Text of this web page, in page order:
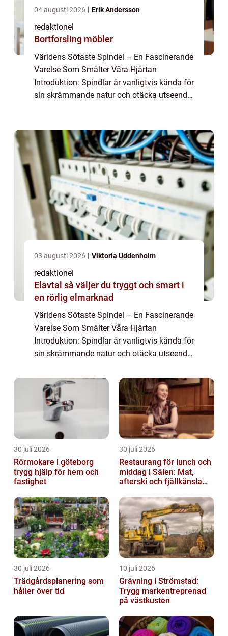
04 augusti 2026 Erik Andersson
redaktionel
Bortforsling möbler
Världens Sötaste Spindel – En Fascinerande
Varelse Som Smälter Våra Hjärtan
Introduktion: Spindlar är vanligtvis kända för
sin skrämmande natur och otäcka utseende.
03 augusti 2026 Viktoria Uddenholm
redaktionel
Elavtal så väljer du tryggt och smart i
en rörlig elmarknad
Världens Sötaste Spindel – En Fascinerande
Varelse Som Smälter Våra Hjärtan
Introduktion: Spindlar är vanligtvis kända för
sin skrämmande natur och otäcka utseende.
med sin sötma istället för att skrämm...
30 juli 2026
Rörmokare i göteborg
trygg hjälp för hem och
fastighet
30 juli 2026
Restaurang för lunch och
middag i Sälen: Mat,
afterski och fjällkänsla
30 juli 2026
Trädgårdsplanering som
håller över tid
10 juli 2026
Grävning i Strömstad:
Trygg markentreprenad
på västkusten